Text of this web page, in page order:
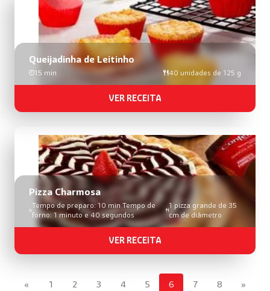
Queijadinha de Leitinho
15 min 40 unidades de 125 g
VER RECEITA
Pizza Charmosa
Tempo de preparo: 10 min Tempo de
forno: 1 minuto e 40 segundos
1 pizza grande de 35
cm de diâmetro
VER RECEITA
« 1 2 3 4 5 6 7 8 »